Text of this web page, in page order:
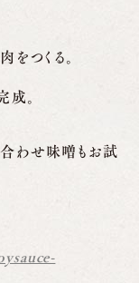
つくる。
。
合わせ味噌もお試